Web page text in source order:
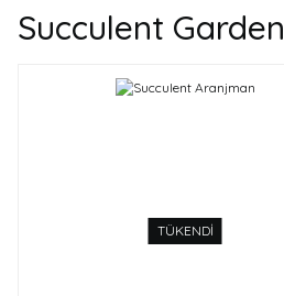
Succulent Garden
TÜKENDİ